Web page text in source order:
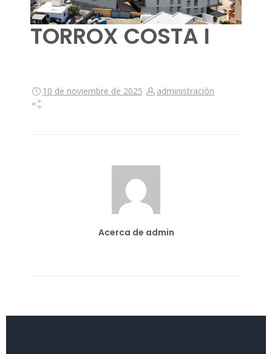
TORROX COSTA I
10 de noviembre de 2025 administración
Acerca de admin